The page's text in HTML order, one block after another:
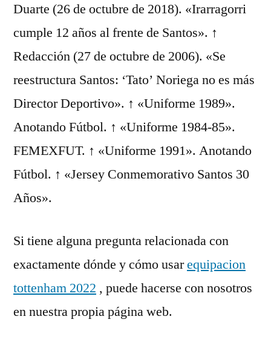
Duarte (26 de octubre de 2018). «Irarragorri
cumple 12 años al frente de Santos». ↑
Redacción (27 de octubre de 2006). «Se
reestructura Santos: ‘Tato’ Noriega no es más
Director Deportivo». ↑ «Uniforme 1989».
Anotando Fútbol. ↑ «Uniforme 1984-85».
FEMEXFUT. ↑ «Uniforme 1991». Anotando
Fútbol. ↑ «Jersey Conmemorativo Santos 30
Años».
Si tiene alguna pregunta relacionada con
exactamente dónde y cómo usarequipacion
tottenham 2022 , puede hacerse con nosotros
en nuestra propia página web.